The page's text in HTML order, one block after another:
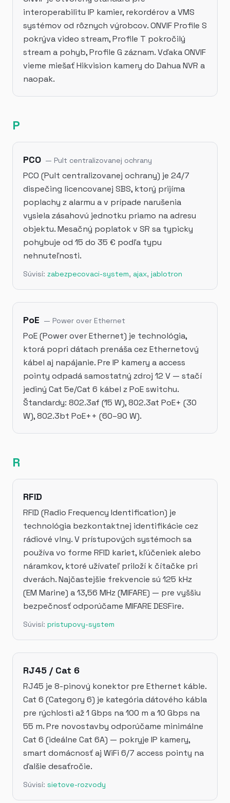
interoperabilitu IP kamier, rekordérov a VMS
systémov od rôznych výrobcov. ONVIF Profile S
pokrýva video stream, Profile T pokročilý
stream a pohyb, Profile G záznam. Vďaka ONVIF
vieme miešať Hikvision kamery do Dahua NVR a
naopak.
P
PCO — Pult centralizovanej ochrany
PCO (Pult centralizovanej ochrany) je 24/7
dispečing licencovanej SBS, ktorý prijíma
poplachy z alarmu a v prípade narušenia
vysiela zásahovú jednotku priamo na adresu
objektu. Mesačný poplatok v SR sa typicky
pohybuje od 15 do 35 € podľa typu
nehnuteľnosti.
Súvisí: zabezpecovaci-system, ajax, jablotron
PoE — Power over Ethernet
PoE (Power over Ethernet) je technológia,
ktorá popri dátach prenáša cez Ethernetový
kábel aj napájanie. Pre IP kamery a access
pointy odpadá samostatný zdroj 12 V — stačí
jediný Cat 5e/Cat 6 kábel z PoE switchu.
Štandardy: 802.3af (15 W), 802.3at PoE+ (30
W), 802.3bt PoE++ (60–90 W).
R
RFID
RFID (Radio Frequency Identification) je
technológia bezkontaktnej identifikácie cez
rádiové vlny. V prístupových systémoch sa
používa vo forme RFID kariet, kľúčeniek alebo
náramkov, ktoré užívateľ priloží k čítačke pri
dverách. Najčastejšie frekvencie sú 125 kHz
(EM Marine) a 13,56 MHz (MIFARE) — pre vyššiu
bezpečnosť odporúčame MIFARE DESFire.
Súvisí: pristupovy-system
RJ45 / Cat 6
RJ45 je 8-pinový konektor pre Ethernet káble.
Cat 6 (Category 6) je kategória dátového kábla
pre rýchlosti až 1 Gbps na 100 m a 10 Gbps na
55 m. Pre novostavby odporúčame minimálne
Cat 6 (ideálne Cat 6A) — pokryje IP kamery,
smart domácnosť aj WiFi 6/7 access pointy na
ďalšie desaťročie.
Súvisí: sietove-rozvody